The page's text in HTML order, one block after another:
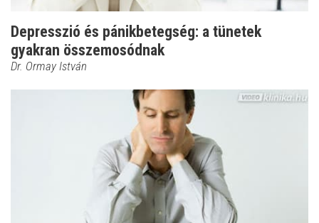
Depresszió és pánikbetegség: a tünetek
gyakran összemosódnak
Dr. Ormay István